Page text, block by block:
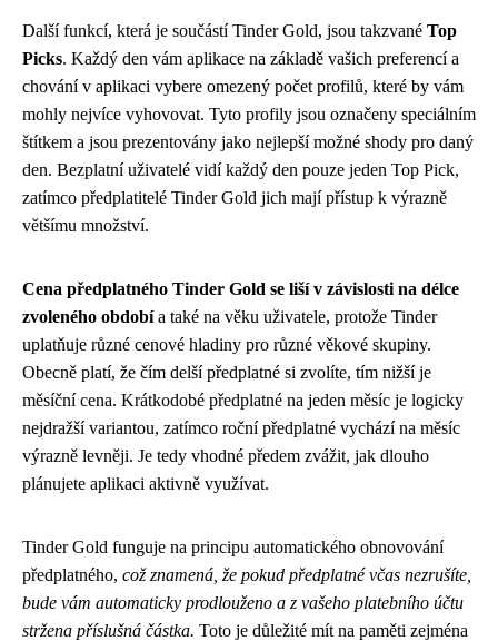
Další funkcí, která je součástí Tinder Gold, jsou takzvané Top
Picks. Každý den vám aplikace na základě vašich preferencí a
chování v aplikaci vybere omezený počet profilů, které by vám
mohly nejvíce vyhovovat. Tyto profily jsou označeny speciálním
štítkem a jsou prezentovány jako nejlepší možné shody pro daný
den. Bezplatní uživatelé vidí každý den pouze jeden Top Pick,
zatímco předplatitelé Tinder Gold jich mají přístup k výrazně
většímu množství.
Cena předplatného Tinder Gold se liší v závislosti na délce
zvoleného obdobía také na věku uživatele, protože Tinder
uplatňuje různé cenové hladiny pro různé věkové skupiny.
Obecně platí, že čím delší předplatné si zvolíte, tím nižší je
měsíční cena. Krátkodobé předplatné na jeden měsíc je logicky
nejdražší variantou, zatímco roční předplatné vychází na měsíc
výrazně levněji. Je tedy vhodné předem zvážit, jak dlouho
plánujete aplikaci aktivně využívat.
Tinder Gold funguje na principu automatického obnovování
předplatného, což znamená, že pokud předplatné včas nezrušíte,
bude vám automaticky prodlouženo a z vašeho platebního účtu
stržena příslušná částka. Toto je důležité mít na paměti zejména